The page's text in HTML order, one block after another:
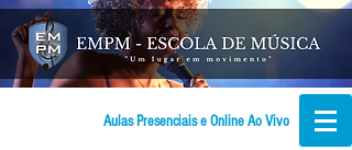
Aulas Presenciais e Online Ao Vivo